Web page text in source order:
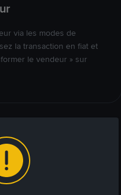
via les modes de
la transaction en fiat et
le vendeur » sur